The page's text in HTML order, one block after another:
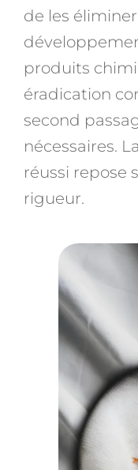
de les
produits
éradication
second
nécessaires.
réussi repose
rigueur.